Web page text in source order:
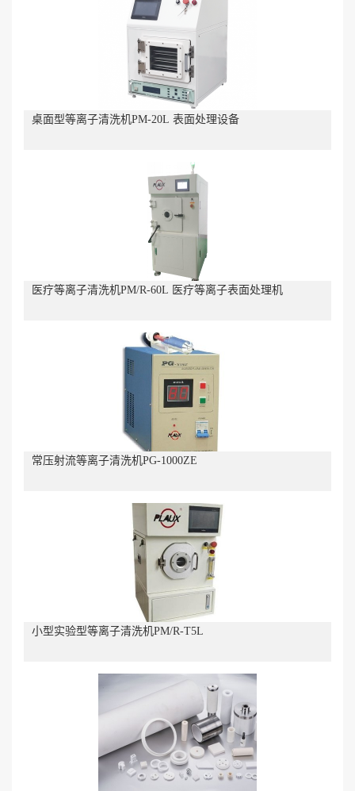
桌面型等离子清洗机PM-20L 表面处理设备
医疗等离子清洗机PM/R-60L 医疗等离子表面处理机
常压射流等离子清洗机PG-1000ZE
小型实验型等离子清洗机PM/R-T5L